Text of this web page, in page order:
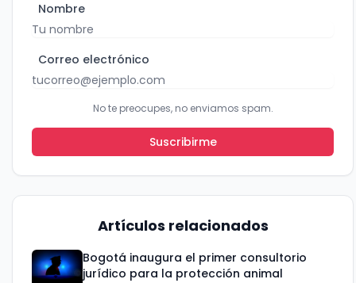
Nombre
Correo electrónico
No te preocupes, no enviamos spam.
Suscribirme
Artículos relacionados
Bogotá inaugura el primer consultorio
jurídico para la protección animal
noticias y actualizaciones.
Correo electrónico